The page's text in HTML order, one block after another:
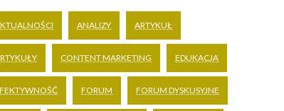
ANALIZY ARTYKUŁ
CONTENT MARKETING EDUKACJA
FORUM FORUM DYSKUSYJNE